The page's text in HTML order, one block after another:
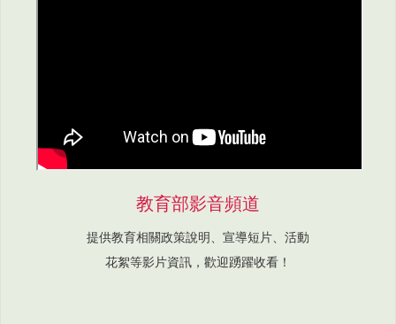
教育部影音頻道
提供教育相關政策說明、宣導短片、活動
花絮等影片資訊，歡迎踴躍收看！